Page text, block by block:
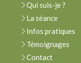
Qui suis-je ?
La séance
Infos pratiques
Témoignages
Contact